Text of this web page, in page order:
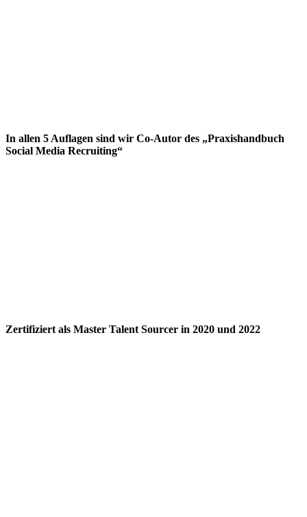
In allen 5 Auflagen sind wir Co-Autor des „Praxishandbuch
Social Media Recruiting“
Zertifiziert als Master Talent Sourcer in 2020 und 2022